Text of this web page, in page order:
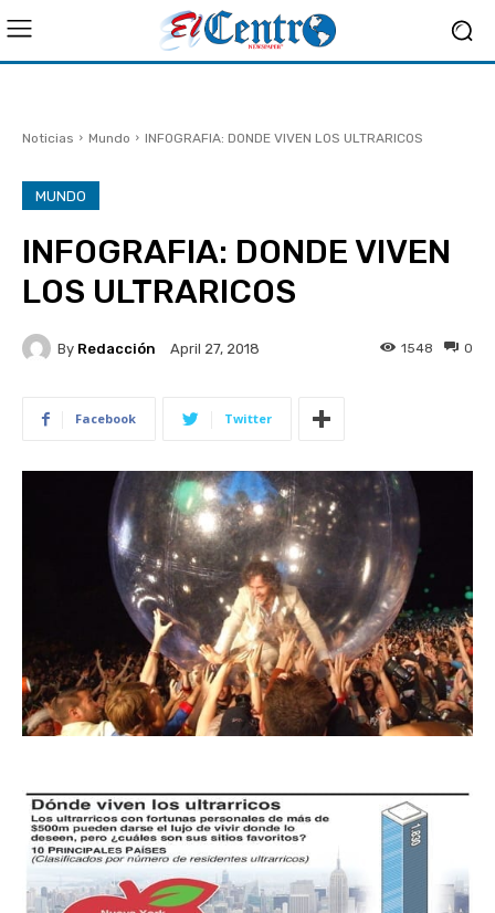
Noticias Mundo INFOGRAFIA: DONDE VIVEN LOS ULTRARICOS
MUNDO
INFOGRAFIA: DONDE VIVEN
LOS ULTRARICOS
By Redacción April 27, 2018 0
1548
Facebook Twitter